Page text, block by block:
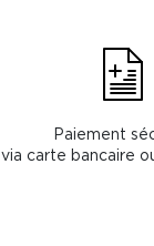
Paiement
via carte bancaire